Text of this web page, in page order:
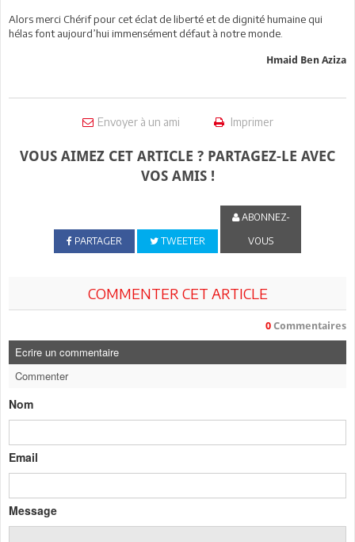
Alors merci Chérif pour cet éclat de liberté et de dignité humaine qui
hélas font aujourd’hui immensément défaut à notre monde.
Hmaid Ben Aziza
Envoyer à un ami Imprimer
VOUS AIMEZ CET ARTICLE ? PARTAGEZ-LE AVEC
VOS AMIS !
PARTAGER TWEETER
ABONNEZ-
VOUS
COMMENTER CET ARTICLE
0 Commentaires
Ecrire un commentaire
Commenter
Nom
Email
Message